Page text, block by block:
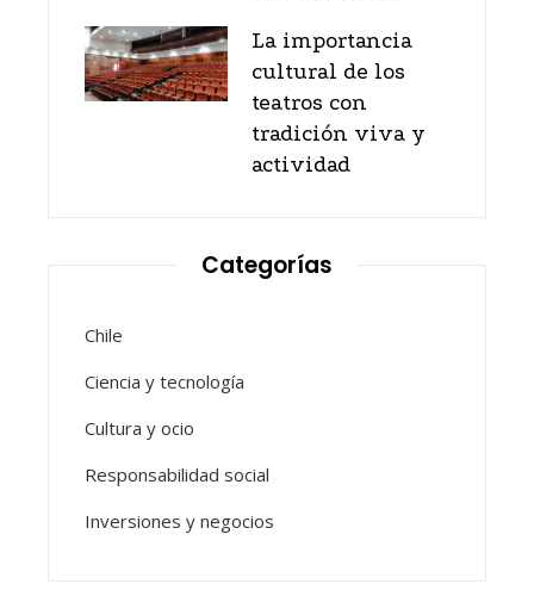
La importancia
cultural de los
teatros con
tradición viva y
actividad
Categorías
Chile
Ciencia y tecnología
Cultura y ocio
Responsabilidad social
Inversiones y negocios